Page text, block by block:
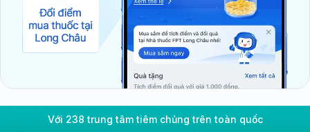
Với 238 trung tâm tiêm chủng trên toàn quốc